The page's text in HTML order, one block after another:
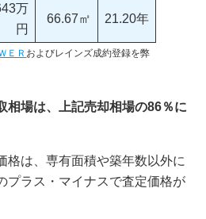
万
円
66.67㎡ 21.20年
ＥＲ およびレインズ成約登録を弊
相場は、上記売却相場の86％に
格は、専有面積や築年数以外に
プラス・マイナスで査定価格が